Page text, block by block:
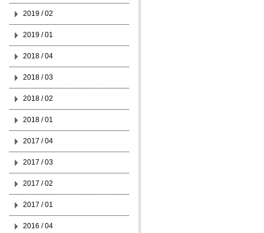
2019 / 02
2019 / 01
2018 / 04
2018 / 03
2018 / 02
2018 / 01
2017 / 04
2017 / 03
2017 / 02
2017 / 01
2016 / 04